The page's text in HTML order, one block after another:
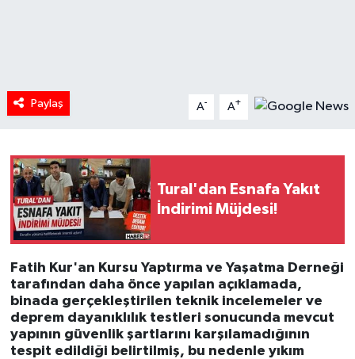
Paylaş A- A+
Tural'dan Esnafa Yakıt
İndirimi Müjdesi!
Fatih Kur'an Kursu Yaptırma ve Yaşatma Derneği
tarafından daha önce yapılan açıklamada,
binada gerçekleştirilen teknik incelemeler ve
deprem dayanıklılık testleri sonucunda mevcut
yapının güvenlik şartlarını karşılamadığının
tespit edildiği belirtilmiş, bu nedenle yıkım
Spor
Tarihi Yapılarımız
Teknoloji
Türkiye
Yerel